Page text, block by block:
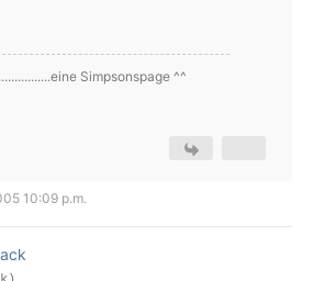
Simpsonspage ^^
10:09 p.m.